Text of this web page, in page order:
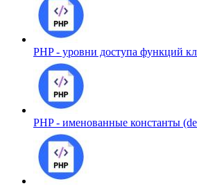
PHP - уровни доступа функций
PHP - именованные константы